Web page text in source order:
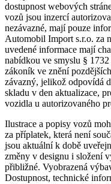
dostupnost webových
vozů jsou inzercí
nezávazné, mají pouze
Automobil Import s.r.o. za
uvedené informace mají
nabídkou ve smyslu §
zákoník ve znění
závazný, jelikož odpovídá
skladu v den aktualizace,
vozidla u autorizovaného
Ilustrace a popisy vozů
za příplatek, která není
jsou aktuální k době
změny v designu i složení
přibližné. Vyobrazená
Dostupnost, technické